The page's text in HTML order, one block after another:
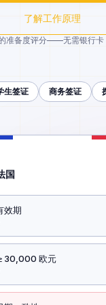
了解工作原理
准备度评分——无需银行卡
生签证 商务签证
国
效期
30,000 欧元